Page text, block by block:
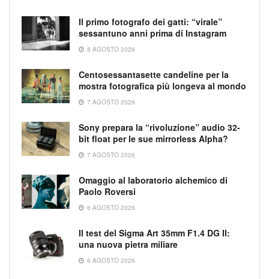
Il primo fotografo dei gatti: “virale”
sessantuno anni prima di Instagram
8 AGOSTO 2026
Centosessantasette candeline per la
mostra fotografica più longeva al mondo
7 AGOSTO 2026
Sony prepara la “rivoluzione” audio 32-
bit float per le sue mirrorless Alpha?
7 AGOSTO 2026
Omaggio al laboratorio alchemico di
Paolo Roversi
6 AGOSTO 2026
Il test del Sigma Art 35mm F1.4 DG II:
una nuova pietra miliare
6 AGOSTO 2026